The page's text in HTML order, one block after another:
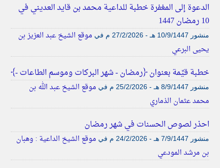
الدعوة إلى المغفرة خطبة للداعية محمد بن قايد العديني في
10 رمضان 1447
منشور في موقع الشيخ عبد العزيز بن
يحيى البرعي
خطبة قيِّمة بعنوان ﴿رمضان - شهر البركات وموسم الطاعات -﴾
منشور في موقع الشيخ عبد الله بن
محمد عثمان الذماري
احذر لصوص الحسنات في شهر رمضان
منشور في موقع الشيخ الداعية : وهبان
بن مرشد المودعي